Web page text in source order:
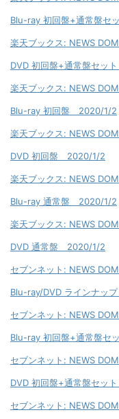
Blu-ray 初回盤+通常盤
楽天ブックス: NEWS
DVD 初回盤+通常盤セッ
楽天ブックス: NEWS
Blu-ray 初回盤 2020/1/2
楽天ブックス: NEWS
DVD 初回盤 2020/1/2
楽天ブックス: NEWS
Blu-ray 通常盤 2020/1/2
楽天ブックス: NEWS
DVD 通常盤 2020/1/2
セブンネット: NEWS
Blu-ray/DVD ラインナッ
セブンネット: NEWS
Blu-ray 初回盤+通常盤
セブンネット: NEWS
DVD 初回盤+通常盤セッ
セブンネット: NEWS